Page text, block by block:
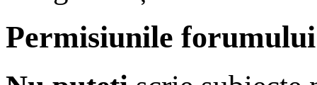
Permisiunile forumului